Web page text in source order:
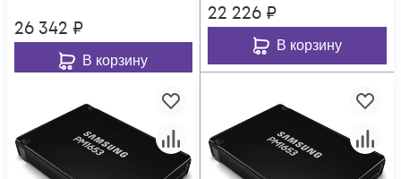
26 342 ₽
В корзину
22 226 ₽
В корзину